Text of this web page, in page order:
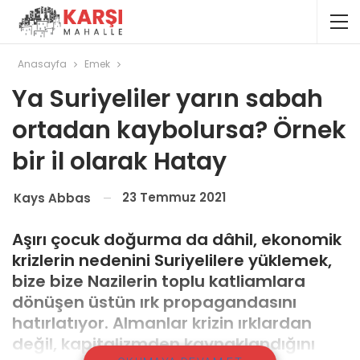
Anasayfa Emek
Ya Suriyeliler yarın sabah
ortadan kaybolursa? Örnek
bir il olarak Hatay
Kays Abbas 23 Temmuz 2021
Aşırı çocuk doğurma da dâhil, ekonomik
krizlerin nedenini Suriyelilere yüklemek,
bize bize Nazilerin toplu katliamlara
dönüşen üstün ırk propagandasını
hatırlatıyor. Almanlar krizin ırklardan
değil, kapitalizmden kaynaklandığını